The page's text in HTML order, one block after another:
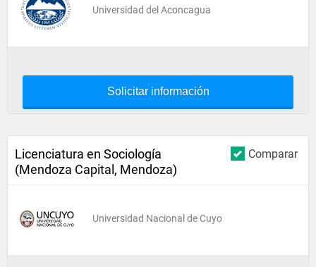
Universidad del Aconcagua
Solicitar información
Comparar
Licenciatura en Sociología
(Mendoza Capital, Mendoza)
Universidad Nacional de Cuyo